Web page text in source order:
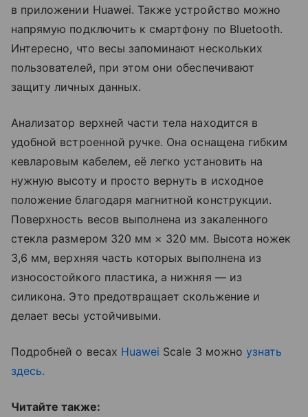
в приложении Huawei. Также устройство можно
напрямую подключить к смартфону по Bluetooth.
Интересно, что весы запоминают нескольких
пользователей, при этом они обеспечивают
защиту личных данных.
Анализатор верхней части тела находится в
удобной встроенной ручке. Она оснащена гибким
кевларовым кабелем, её легко установить на
нужную высоту и просто вернуть в исходное
положение благодаря магнитной конструкции.
Поверхность весов выполнена из закаленного
стекла размером 320 мм × 320 мм. Высота ножек
3,6 мм, верхняя часть которых выполнена из
износостойкого пластика, а нижняя — из
силикона. Это предотвращает скольжение и
делает весы устойчивыми.
Подробней о весах Huawei Scale 3 можно узнать
здесь.
Читайте также: